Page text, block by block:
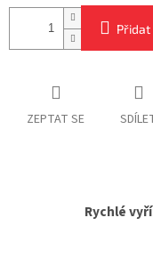
Přidat
ZEPTAT SE
Rychlé